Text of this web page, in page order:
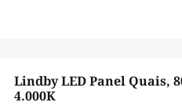
Lindby LED Panel Quais,
4.000K